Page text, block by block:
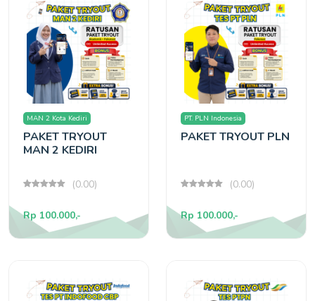
MAN 2 Kota Kediri
PAKET TRYOUT
MAN 2 KEDIRI
(0.00)
Rp 100.000,-
PT. PLN Indonesia
PAKET TRYOUT PLN
(0.00)
Rp 100.000,-